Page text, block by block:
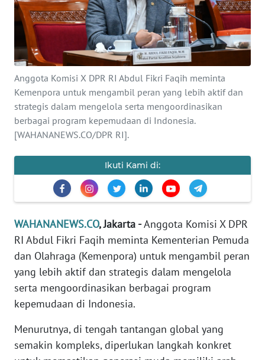
Anggota Komisi X DPR RI Abdul Fikri Faqih meminta
Kemenpora untuk mengambil peran yang lebih aktif dan
strategis dalam mengelola serta mengoordinasikan
berbagai program kepemudaan di Indonesia.
[WAHANANEWS.CO/DPR RI].
Ikuti Kami di:
WAHANANEWS.CO, Jakarta -Anggota Komisi X DPR
RI Abdul Fikri Faqih meminta Kementerian Pemuda
dan Olahraga (Kemenpora) untuk mengambil peran
yang lebih aktif dan strategis dalam mengelola
serta mengoordinasikan berbagai program
kepemudaan di Indonesia.
Menurutnya, di tengah tantangan global yang
semakin kompleks, diperlukan langkah konkret
INTERNASIONAL
SERBA-SERBI
PENDIDIKAN
OLAHRAGA
OPINI
EDITORIAL
Informasi
INDEKS
BERITA
KONTAK
KAMI
IKLAN